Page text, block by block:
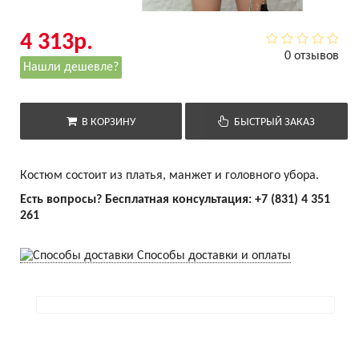
0 отзывов
4 313р.
Нашли дешевле?
В КОРЗИНУ БЫСТРЫЙ ЗАКАЗ
Костюм состоит из платья, манжет и головного убора.
Есть вопросы? Бесплатная консультация: +7 (831) 4 351
261
Способы доставки и оплаты